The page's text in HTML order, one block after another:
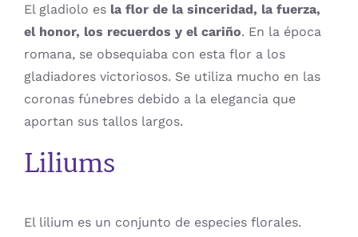
El gladiolo es la flor de la sinceridad, la fuerza,
el honor, los recuerdos y el cariño. En la época
romana, se obsequiaba con esta flor a los
gladiadores victoriosos. Se utiliza mucho en las
coronas fúnebres debido a la elegancia que
aportan sus tallos largos.
Liliums
El lilium es un conjunto de especies florales.